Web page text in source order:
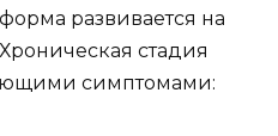
развивается на
стадия
симптомами: